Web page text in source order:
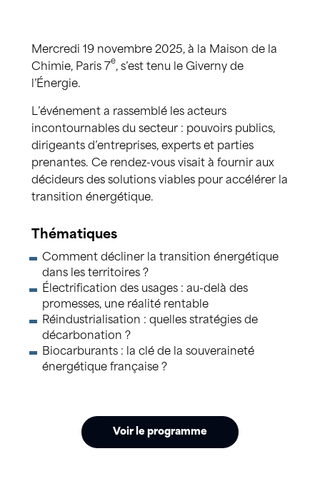
Mercredi 19 novembre 2025, à la Maison de la
Chimie, Paris 7e, s’est tenu le Giverny de
l’Énergie.
L’événement a rassemblé les acteurs
incontournables du secteur : pouvoirs publics,
dirigeants d’entreprises, experts et parties
prenantes. Ce rendez-vous visait à fournir aux
décideurs des solutions viables pour accélérer la
transition énergétique.
Thématiques
Comment décliner la transition énergétique
dans les territoires ?
Électrification des usages : au-delà des
promesses, une réalité rentable
Réindustrialisation : quelles stratégies de
décarbonation ?
Biocarburants : la clé de la souveraineté
énergétique française ?
Voir le programme